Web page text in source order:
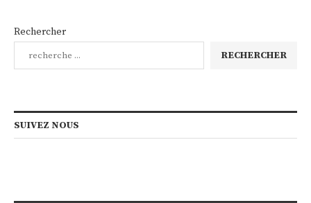
Rechercher
RECHERCHER
SUIVEZ NOUS